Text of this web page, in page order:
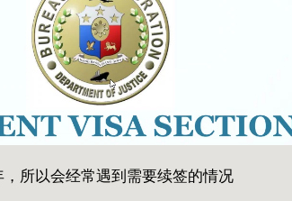
所以会经常遇到需要续签的情况